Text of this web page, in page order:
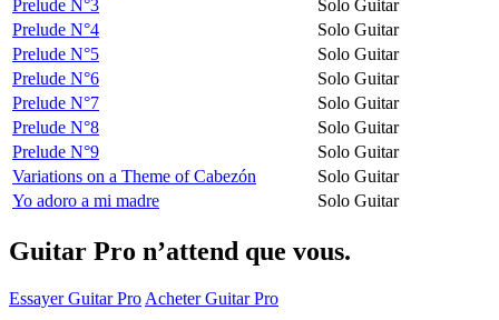
Prelude N°3
Solo Guitar
Prelude N°4
Solo Guitar
Prelude N°5
Solo Guitar
Prelude N°6
Solo Guitar
Prelude N°7
Solo Guitar
Prelude N°8
Solo Guitar
Prelude N°9
Solo Guitar
Variations on a Theme of Cabezón
Solo Guitar
Yo adoro a mi madre
Solo Guitar
Guitar Pro n’attend que vous.
Essayer Guitar Pro Acheter Guitar Pro